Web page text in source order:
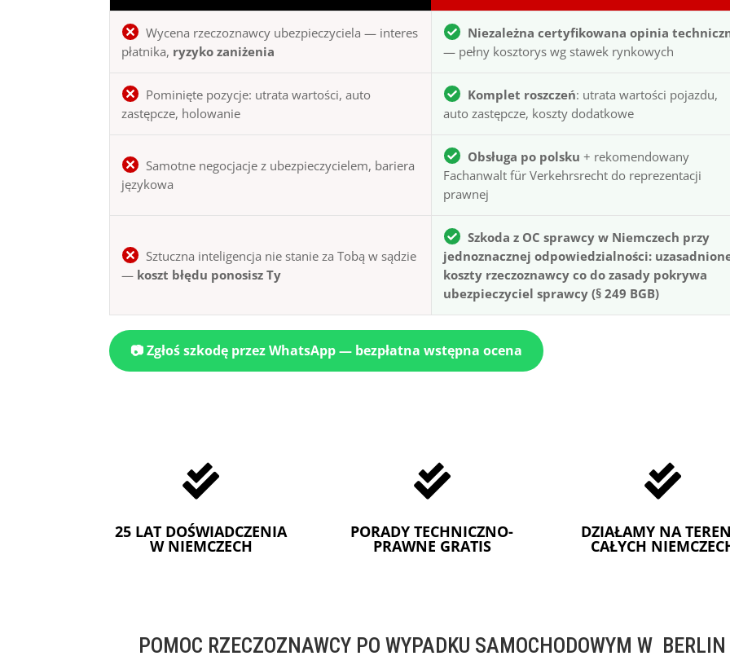
Wycena rzeczoznawcy ubezpieczyciela — interes
płatnika, ryzyko zaniżenia
Niezależna certyfikowana opinia
— pełny kosztorys wg stawek rynkowych
Pominięte pozycje: utrata wartości, auto
zastępcze, holowanie
Komplet roszczeń: utrata wartości pojazdu,
auto zastępcze, koszty dodatkowe
Samotne negocjacje z ubezpieczycielem, bariera
językowa
Obsługa po polsku + rekomendowany
Fachanwalt für Verkehrsrecht do reprezentacji
prawnej
Sztuczna inteligencja nie stanie za Tobą w sądzie
— koszt błędu ponosisz Ty
Szkoda z OC sprawcy w Niemczech przy
jednoznacznej odpowiedzialności:
koszty rzeczoznawcy co do zasady pokrywa
ubezpieczyciel sprawcy (§ 249 BGB)
📷 Zgłoś szkodę przez WhatsApp — bezpłatna wstępna ocena

25 LAT DOŚWIADCZENIA
W NIEMCZECH

PORADY TECHNICZNO-
PRAWNE GRATIS

DZIAŁAMY NA
CAŁYCH
POMOC RZECZOZNAWCY PO WYPADKU SAMOCHODOWYM W